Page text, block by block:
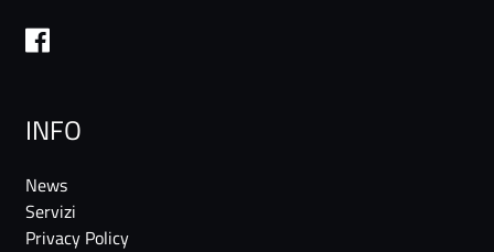
INFO
News
Servizi
Privacy Policy